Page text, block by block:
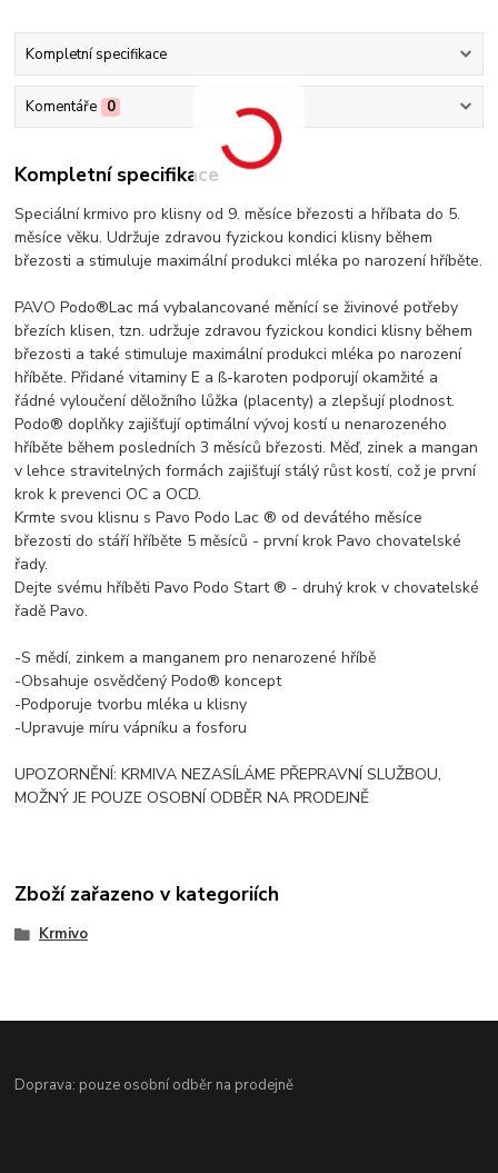
Kompletní specifikace
Komentáře 0
Kompletní specifikace
Speciální krmivo pro klisny od 9. měsíce březosti a hříbata do 5.
měsíce věku. Udržuje zdravou fyzickou kondici klisny během
březosti a stimuluje maximální produkci mléka po narození hříběte.
PAVO Podo®Lac má vybalancované měnící se živinové potřeby
březích klisen, tzn. udržuje zdravou fyzickou kondici klisny během
březosti a také stimuluje maximální produkci mléka po narození
hříběte. Přidané vitaminy E a ß-karoten podporují okamžité a
řádné vyloučení děložního lůžka (placenty) a zlepšují plodnost.
Podo® doplňky zajišťují optimální vývoj kostí u nenarozeného
hříběte během posledních 3 měsíců březosti. Měď, zinek a mangan
v lehce stravitelných formách zajišťují stálý růst kostí, což je první
krok k prevenci OC a OCD.
Krmte svou klisnu s Pavo Podo Lac ® od devátého měsíce
březosti do stáří hříběte 5 měsíců - první krok Pavo chovatelské
řady.
Dejte svému hříběti Pavo Podo Start ® - druhý krok v chovatelské
řadě Pavo.
-S mědí, zinkem a manganem pro nenarozené hříbě
-Obsahuje osvědčený Podo® koncept
-Podporuje tvorbu mléka u klisny
-Upravuje míru vápníku a fosforu
UPOZORNĚNÍ: KRMIVA NEZASÍLÁME PŘEPRAVNÍ SLUŽBOU,
MOŽNÝ JE POUZE OSOBNÍ ODBĚR NA PRODEJNĚ
Zboží zařazeno v kategoriích
Krmivo
Doprava: pouze osobní odběr na prodejně